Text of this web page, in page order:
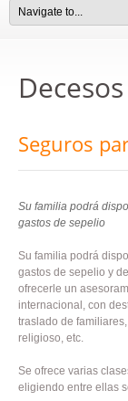
Decesos
Seguros
Su familia podrá
gastos de sepelio
Su familia podrá
gastos de sepelio y
ofrecerle un
internacional, con
traslado de
religioso, etc.
Se ofrece varias
eligiendo entre ellas